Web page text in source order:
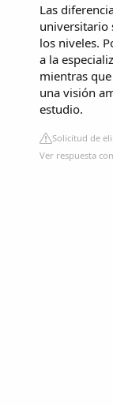
Las
universitario
los niveles.
a la
mientras
una visión
estudio.
Solicitud de
Ver respuesta